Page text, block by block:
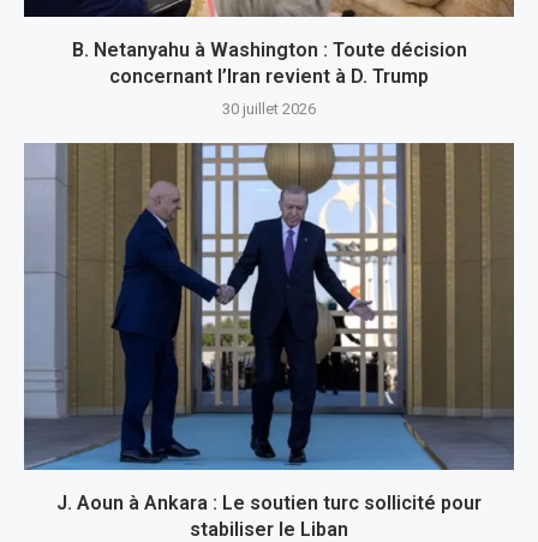
B. Netanyahu à Washington : Toute décision
concernant l’Iran revient à D. Trump
30 juillet 2026
J. Aoun à Ankara : Le soutien turc sollicité pour
stabiliser le Liban